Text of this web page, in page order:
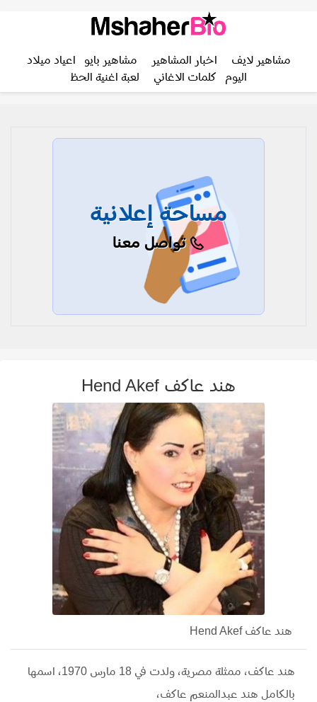
مشاهير لايف اخبار المشاهير مشاهير بايو
اعياد ميلاد
اليوم
كلمات الاغاني لعبة اغنية الحظ
مساحة إعلانية
تواصل معنا
هند عاكف Hend Akef
هند عاكف Hend Akef
هند عاكف، ممثلة مصرية، ولدت في 18 مارس 1970، اسمها
بالكامل هند عبدالمنعم عاكف،